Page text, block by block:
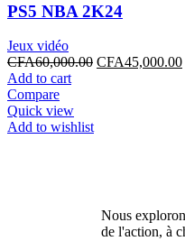
PS5 NBA 2K24
Jeux vidéo
CFA60,000.00 CFA45,000.00
Add to cart
Compare
Quick view
Add to wishlist
Nous
de l'action, à